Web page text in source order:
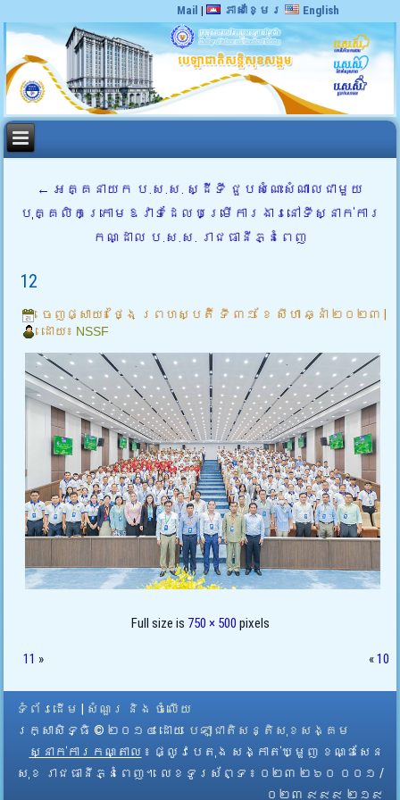
Mail | ភាសាខ្មែរ English
← អគ្គនាយក ប.ស.ស. ស្ដីទី ជួបសំណេះសំណាលជាមួយ
បុគ្គលិកក្រោមឱវាទដែលបម្រើការងារនៅទីស្នាក់ការ
កណ្ដាល ប.ស.ស. រាជធានីភ្នំពេញ
12
ចេញផ្សាយ៖ ថ្ងៃ ព្រហស្បតិ៍ ទី ៣១ ខែ សីហា ឆ្នាំ ២០២៣
ដោយ៖ NSSF
Full size is 750 × 500 pixels
11 » «10
ទំព័រដើម
សំណួរ និង ចំលើយ
រក្សាសិទ្ធិ © ២០១៤ ដោយ​ បេឡាជាតិសន្តិសុខសង្គម
ស្នាក់ការកណ្តាល ៖ ផ្លូវបេតុង សង្កាត់ឃ្មួញ ខណ្ឌសែន
សុខ រាជធានីភ្នំពេញ។ លេខទូរស័ព្ទ ៖ ០២៣ ២៦០ ០០១ /
០២៣ ៩៩៩ ២១៩